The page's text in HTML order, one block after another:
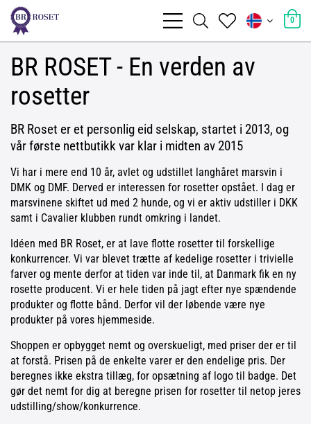
0
BR ROSET - En verden av
rosetter
BR Roset er et personlig eid selskap, startet i 2013, og
vår første nettbutikk var klar i midten av 2015
Vi har i mere end 10 år, avlet og udstillet langhåret marsvin i
DMK og DMF. Derved er interessen for rosetter opstået. I dag er
marsvinene skiftet ud med 2 hunde, og vi er aktiv udstiller i DKK
samt i Cavalier klubben rundt omkring i landet.
Idéen med BR Roset, er at lave flotte rosetter til forskellige
konkurrencer. Vi var blevet trætte af kedelige rosetter i trivielle
farver og mente derfor at tiden var inde til, at Danmark fik en ny
rosette producent. Vi er hele tiden på jagt efter nye spændende
produkter og flotte bånd. Derfor vil der løbende være nye
produkter på vores hjemmeside.
Shoppen er opbygget nemt og overskueligt, med priser der er til
at forstå. Prisen på de enkelte varer er den endelige pris. Der
beregnes ikke ekstra tillæg, for opsætning af logo til badge. Det
gør det nemt for dig at beregne prisen for rosetter til netop jeres
udstilling/show/konkurrence.